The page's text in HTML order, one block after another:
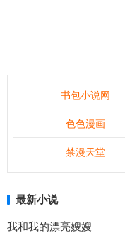
书包小说网
色色漫画
禁漫天堂
最新小说
我和我的漂亮嫂嫂